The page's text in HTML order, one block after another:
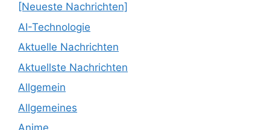
[Neueste Nachrichten]
AI-Technologie
Aktuelle Nachrichten
Aktuellste Nachrichten
Allgemein
Allgemeines